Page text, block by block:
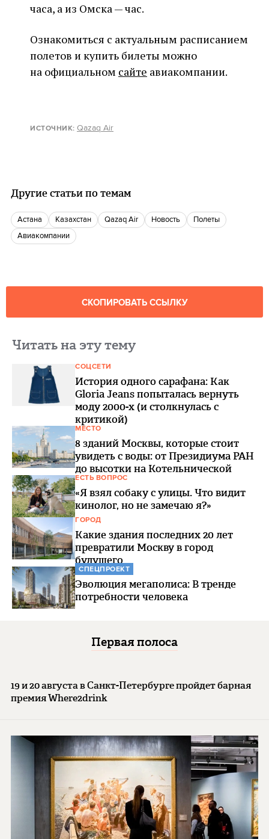
часа, а из Омска — час.
Ознакомиться с актуальным расписанием
полетов и купить билеты можно
на официальном сайте авиакомпании.
ИСТОЧНИК: Qazaq Air
Другие статьи по темам
Астана Казахстан Qazaq Air Новость
Полеты
Авиакомпании
СКОПИРОВАТЬ ССЫЛКУ
Читать на эту тему
СОЦСЕТИ
История одного сарафана: Как
Gloria Jeans попыталась вернуть
моду 2000-х (и столкнулась с
критикой)
МЕСТО
8 зданий Москвы, которые стоит
увидеть с воды: от Президиума РАН
до высотки на Котельнической
ЕСТЬ ВОПРОС
«Я взял собаку с улицы. Что видит
кинолог, но не замечаю я?»
ГОРОД
Какие здания последних 20 лет
превратили Москву в город
будущего
СПЕЦПРОЕКТ
Эволюция мегаполиса: В тренде
потребности человека
Первая полоса
19 и 20 августа в Санкт-Петербурге пройдет барная
премия Where2drink